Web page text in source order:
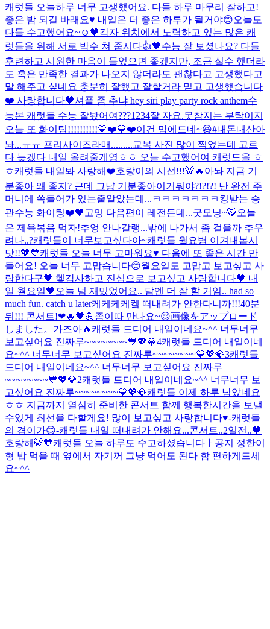
캐럿들 오늘하루 너무 고생했어요. 다들 하루 마무리 잘하고!
좋은 밤 되길 바래요♥️ 내일은 더 좋은 하루가 될거야😊오늘도
다들 수고했어요~☺️ 🖤각자 위치에서 노력하고 있는 많은 캐
럿들을 위해 서로 박수 쳐 줍시다👍🖤수능 잘 보셨나요? 다들
후련하고 시원한 마음이 들었으면 좋겠지만, 조금 실수 했더라
도 혹은 만족한 결과가 나오지 않더라도 괜찮다고 고생했다고
말 해주고 싶네요 충분히 잘했고 잘할거라 믿고 고생했습니다
❤️ 사랑합니다🖤셔플 좀 추냐 hey siri play party rock anthem수
능본 캐럿들 수능 잘봤어여???1234잘 자요.못참지는 부탁이지
오늘 또 화이팅!!!!!!!!!!💙❤️💙❤️이건 맘에드네~😆#내돈내산아
놔...ㅠㅠ 프리사이즈라매.........교복 사진 많이 찍었는데 고르
다 늦겠다 내일 올려줄게영ㅎㅎ 오늘 수고했어여 캐럿드을 ㅎ
ㅎ캐럿들 내일봐 사랑해❤️호랑이의 시선!!!🐯🔥 아놔 지금 기
분좋아 왜 좋지? 근데 그냥 기분좋아이거뭐야?!?!?! 난 완전 주
머니에 쏙들어가 있는줄알았는데...ㅋㅋㅋㅋㅋㅋㅋ 킹받는 승
관수능 화이팅❤️🖤 고잉 다음편이 레전든데...굿모닝~🐯오늘
은 제육볶음 먹자!추엉 안나갈랭...밖에 나가서 좀 걸을까 추우
려나..?캐럿들이 너무보고싶다아~캐럿들 월요병 이겨내봅시
닷!!💖💙캐럿들 오늘 너무 고마워요♥️ 다음에 또 좋은 시간 만
들어요! 오늘 너무 고맙습니다😊월요일도 고맙고 보고싶고 사
랑한다구🖤 헿감사하고 진심으로 보고싶고 사랑합니다🖤 내
일 월요일🖤 오늘 넘 재밌었어요.. 담엔 더 잘 할 거임.. had so
much fun. catch u later케케케케켘 떠내려가 안한다니까!!!40분
뒤!!! 콘서트!❤🔥🖤💪좀이따 만나요~😌画像をアップロード
しました。 가즈아🔥 캐럿들 드디어 내일이네요~^^ 너무너무
보고싶어요 진짜루~~~~~~~~💙💖💎4캐럿들 드디어 내일이네
요~^^ 너무너무 보고싶어요 진짜루~~~~~~~~💙💖💎3캐럿들
드디어 내일이네요~^^ 너무너무 보고싶어요 진짜루
~~~~~~~~💙💖💎2캐럿들 드디어 내일이네요~^^ 너무너무 보
고싶어요 진짜루~~~~~~~~💙💖💎캐럿들 이제 하루 남았네요
ㅎㅎ 지금까지 열심히 준비한 콘서트 함께 행복한시간을 보낼
수있게 최선을 다할게요! 많이 보고싶고 사랑합니다♥️-캐럿들
의 겸이가😊-캐럿들 내일 떠내려가 안해요...콘서트..2일전..🖤
호랑해🐯🧡캐럿들 오늘 하루도 수고하셨습니다ㅏ 공지 정한이
형 밥 먹을 때 옆에서 자기꺼 그냥 먹어도 된다 함 편하게드세
요~^^